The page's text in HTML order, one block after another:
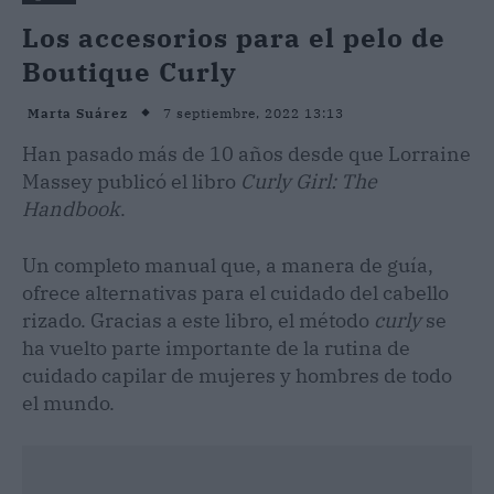
Los accesorios para el pelo de
Boutique Curly
Marta Suárez 7 septiembre, 2022 13:13
Han pasado más de 10 años desde que Lorraine
Massey publicó el libro Curly Girl: The
Handbook.
Un completo manual que, a manera de guía,
ofrece alternativas para el cuidado del cabello
rizado. Gracias a este libro, el método curlyse
ha vuelto parte importante de la rutina de
cuidado capilar de mujeres y hombres de todo
el mundo.